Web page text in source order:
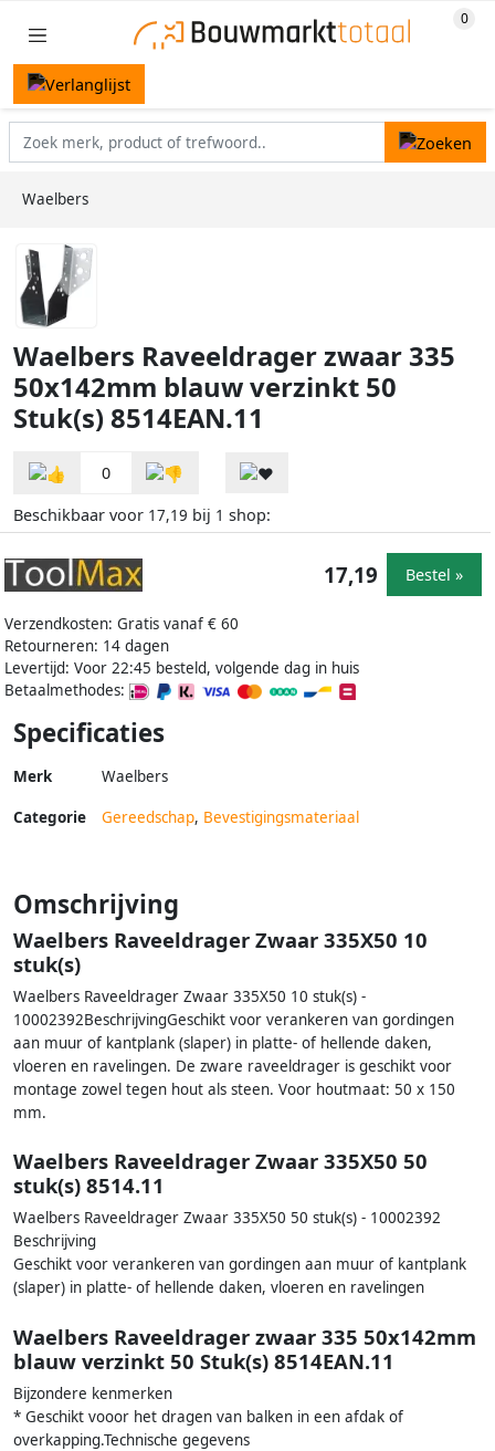
Waelbers
Waelbers Raveeldrager zwaar 335
50x142mm blauw verzinkt 50
Stuk(s) 8514EAN.11
0
Beschikbaar voor 17,19 bij 1 shop:
Verzendkosten: Gratis vanaf € 60
Retourneren: 14 dagen
Levertijd: Voor 22:45 besteld, volgende dag in huis
Betaalmethodes:
17,19 Bestel »
Specificaties
Merk Waelbers
Categorie Gereedschap, Bevestigingsmateriaal
Omschrijving
Waelbers Raveeldrager Zwaar 335X50 10
stuk(s)
Waelbers Raveeldrager Zwaar 335X50 10 stuk(s) -
10002392BeschrijvingGeschikt voor verankeren van gordingen
aan muur of kantplank (slaper) in platte- of hellende daken,
vloeren en ravelingen. De zware raveeldrager is geschikt voor
montage zowel tegen hout als steen. Voor houtmaat: 50 x 150
mm.
Waelbers Raveeldrager Zwaar 335X50 50
stuk(s) 8514.11
Waelbers Raveeldrager Zwaar 335X50 50 stuk(s) - 10002392
Beschrijving
Geschikt voor verankeren van gordingen aan muur of kantplank
(slaper) in platte- of hellende daken, vloeren en ravelingen
Waelbers Raveeldrager zwaar 335 50x142mm
blauw verzinkt 50 Stuk(s) 8514EAN.11
Bijzondere kenmerken
* Geschikt vooor het dragen van balken in een afdak of
overkapping.Technische gegevens